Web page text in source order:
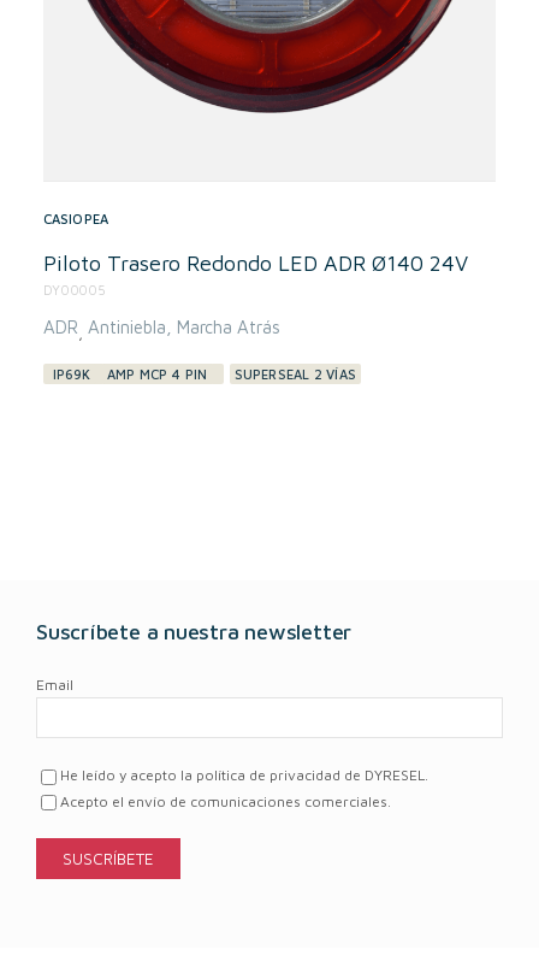
CASIOPEA
Piloto Trasero Redondo LED ADR Ø140 24V
DY00005
ADR, Antiniebla Marcha Atrás
IP69K AMP MCP 4 PIN SUPERSEAL 2 VÍAS
Suscríbete a nuestra newsletter
Email
He leído y acepto la política de privacidad de DYRESEL.
Acepto el envío de comunicaciones comerciales.